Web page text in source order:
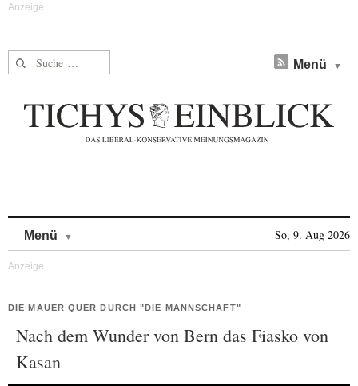
Suche nach: Menü
Menü So, 9. Aug 2026
DIE MAUER QUER DURCH "DIE MANNSCHAFT"
Nach dem Wunder von Bern das Fiasko von
Kasan